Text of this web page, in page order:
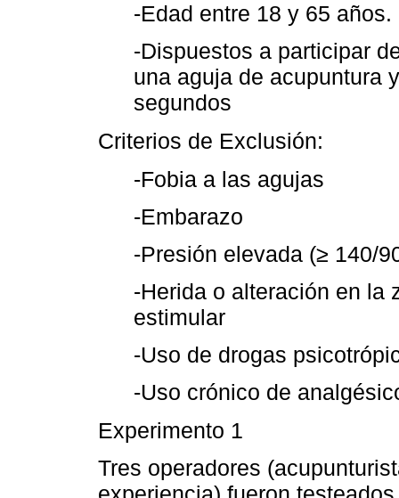
-Edad entre 18 y 65 años.
-Dispuestos a participar
una aguja de acupuntura
segundos
Criterios de Exclusión:
-Fobia a las agujas
-Embarazo
-Presión elevada (≥ 140/
-Herida o alteración en la
estimular
-Uso de drogas
-Uso crónico de
Experimento 1
Tres operadores